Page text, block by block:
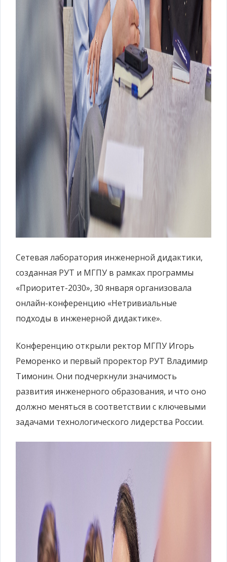
Сетевая лаборатория инженерной дидактики,
созданная РУТ и МГПУ в рамках программы
«Приоритет-2030», 30 января организовала
онлайн-конференцию «Нетривиальные
подходы в инженерной дидактике».
Конференцию открыли ректор МГПУ Игорь
Реморенко и первый проректор РУТ Владимир
Тимонин. Они подчеркнули значимость
развития инженерного образования, и что оно
должно меняться в соответствии с ключевыми
задачами технологического лидерства России.